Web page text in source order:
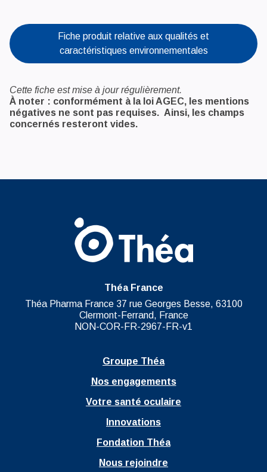
Fiche produit relative aux qualités et
caractéristiques environnementales
Cette fiche est mise à jour régulièrement.
À noter : conformément à la loi AGEC, les mentions
négatives ne sont pas requises. Ainsi, les champs
concernés resteront vides.
Théa France
Théa Pharma France 37 rue Georges Besse, 63100
Clermont-Ferrand, France
NON-COR-FR-2967-FR-v1
Groupe Théa
Nos engagements
Votre santé oculaire
Innovations
Fondation Théa
Nous rejoindre